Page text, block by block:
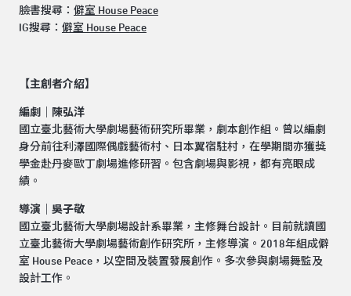
臉書搜尋： 僻室 House Peace
IG搜尋： 僻室 House Peace
【主創者介紹】
編劇
陳弘洋
國立臺北藝術大學劇場藝術研究所畢業，劇本創作組。曾以編劇
身分前往利澤國際偶戲藝術村、日本翼宿駐村，在學期間亦獲獎
學金赴丹麥歐丁劇場進修研習。包含劇場與影視，都有亮眼成
績。
導演
吳子敬
國立臺北藝術大學劇場設計系畢業，主修舞台設計。目前就讀國
立臺北藝術大學劇場藝術創作研究所，主修導演。2018年組成僻
室 House Peace，以空間及裝置發展創作。多次參與劇場舞監及
設計工作。